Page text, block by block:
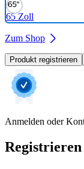
65 Zoll
Zum Shop
Produkt registrieren
Anmelden oder